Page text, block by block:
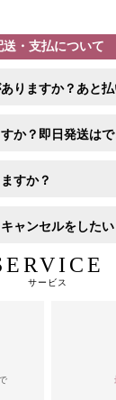
送・支払について
りますか？あと
か？即日発送はで
すか？
ャンセルをしたい
サービス